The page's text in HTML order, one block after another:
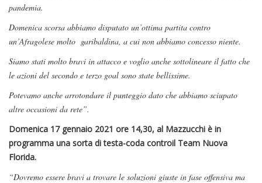
pandemia.
Domenica scorsa abbiamo disputato un’ottima partita contro
un’Afragolese molto garibaldina, a cui non abbiamo concesso niente.
Siamo stati molto bravi in attacco e voglio anche sottolineare il fatto che
le azioni del secondo e terzo goal sono state bellissime.
Potevamo anche arrotondare il punteggio dato che abbiamo sciupato
altre occasioni da rete”.
Domenica 17 gennaio 2021 ore 14,30, al Mazzucchi è in
programma una sorta di testa-coda controil Team Nuova
Florida.
“Dovremo essere bravi a trovare le soluzioni giuste in fase offensiva ma